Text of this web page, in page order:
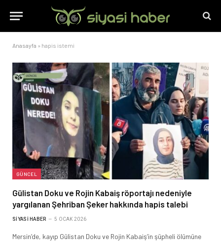
Anasayfa » hapis istemi
GÜNCEL
Gülistan Doku ve Rojin Kabaiş röportajı nedeniyle
yargılanan Şehriban Şeker hakkında hapis talebi
SIYASI HABER 5 OCAK 2026
Mersin’de, kayıp Gülistan Doku ve Rojin Kabaiş’in şüpheli ölümüne